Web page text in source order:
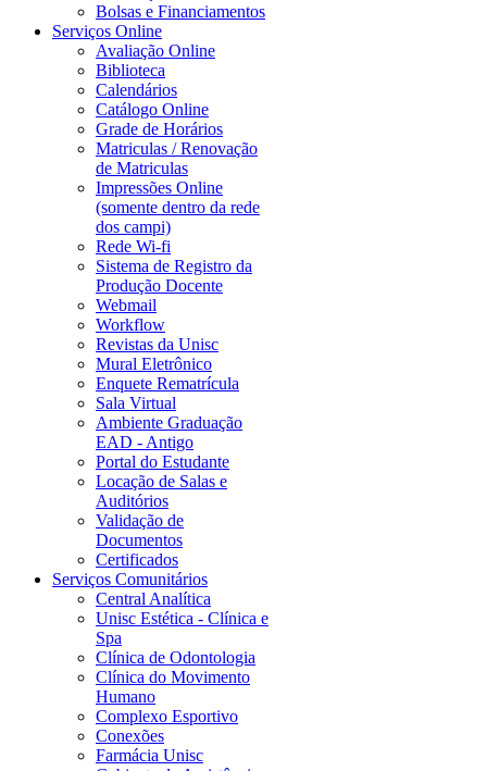
Bolsas e Financiamentos
Serviços Online
Avaliação Online
Biblioteca
Calendários
Catálogo Online
Grade de Horários
Matriculas / Renovação
de Matriculas
Impressões Online
(somente dentro da rede
dos campi)
Rede Wi-fi
Sistema de Registro da
Produção Docente
Webmail
Workflow
Revistas da Unisc
Mural Eletrônico
Enquete Rematrícula
Sala Virtual
Ambiente Graduação
EAD - Antigo
Portal do Estudante
Locação de Salas e
Auditórios
Validação de
Documentos
Certificados
Serviços Comunitários
Central Analítica
Unisc Estética - Clínica e
Spa
Clínica de Odontologia
Clínica do Movimento
Humano
Complexo Esportivo
Conexões
Farmácia Unisc